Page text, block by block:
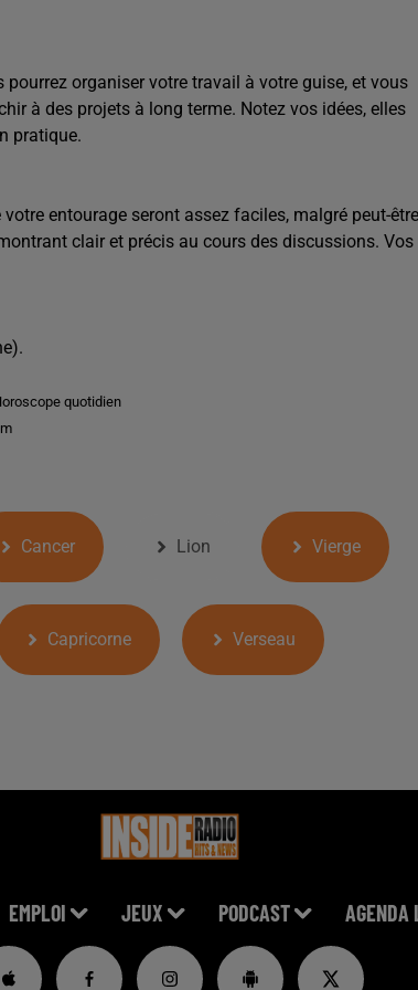
organiser votre travail à votre guise, et vous
à des projets à long terme. Notez vos idées, elles
pratique.
entourage seront assez faciles, malgré peut-être
clair et précis au cours des discussions. Vos
quotidien
Cancer Lion Vierge
Capricorne Verseau
EMPLOI JEUX PODCAST AGENDA